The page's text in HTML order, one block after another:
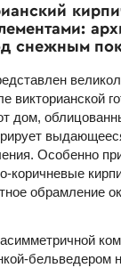
снежным
викторианской
дом,
Особенно
коричневые
обрамление
бельведером